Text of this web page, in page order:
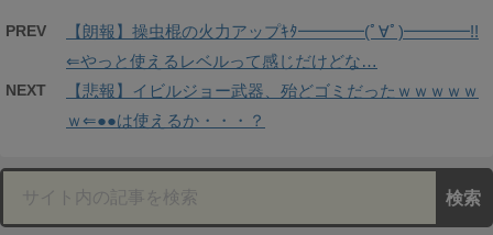
PREV
【朗報】操虫棍の火力アップｷﾀ━━━━(ﾟ∀ﾟ)━━━━!!
⇐やっと使えるレベルって感じだけどな…
NEXT
【悲報】イビルジョー武器、殆どゴミだったｗｗｗｗｗ
ｗ⇐●●は使えるか・・・？